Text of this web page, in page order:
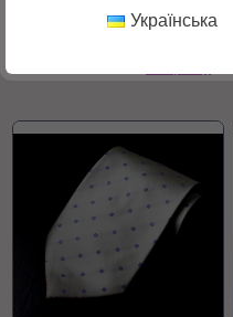
Галстук мужской 30Українська